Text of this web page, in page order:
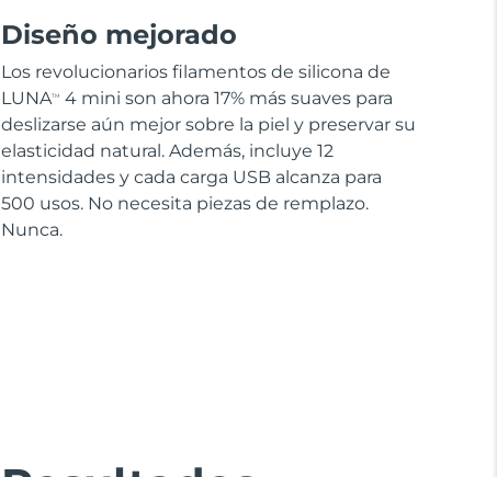
Diseño mejorado
Los revolucionarios filamentos de silicona de
LUNATM
4 mini son ahora 17% más suaves para
deslizarse aún mejor sobre la piel y preservar su
elasticidad natural. Además, incluye 12
intensidades y cada carga USB alcanza para
500 usos. No necesita piezas de remplazo.
Nunca.